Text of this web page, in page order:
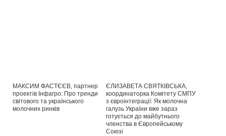
МАКСИМ ФАСТЄЄВ, партнер
проектів Інфагро: Про тренди
світового та українського
молочних ринків
ЄЛИЗАВЕТА СВЯТКІВСЬКА,
координаторка Комітету СМПУ
з євроінтеграції: Як молочна
галузь України вже зараз
готується до майбутнього
членства в Європейському
Союзі